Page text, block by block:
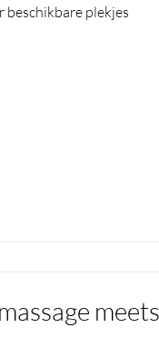
beschikbare plekjes